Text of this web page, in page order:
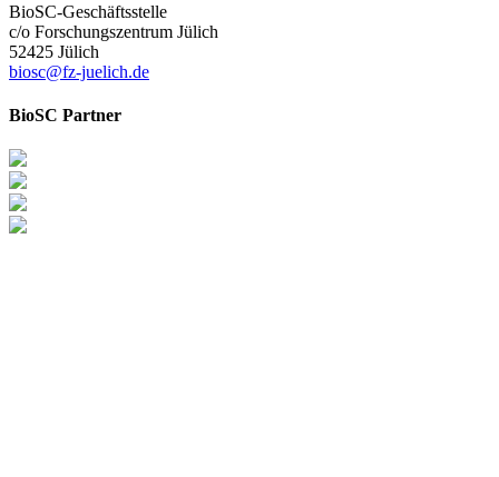
BioSC-Geschäftsstelle
c/o Forschungszentrum Jülich
52425 Jülich
biosc@fz-juelich.de
BioSC Partner